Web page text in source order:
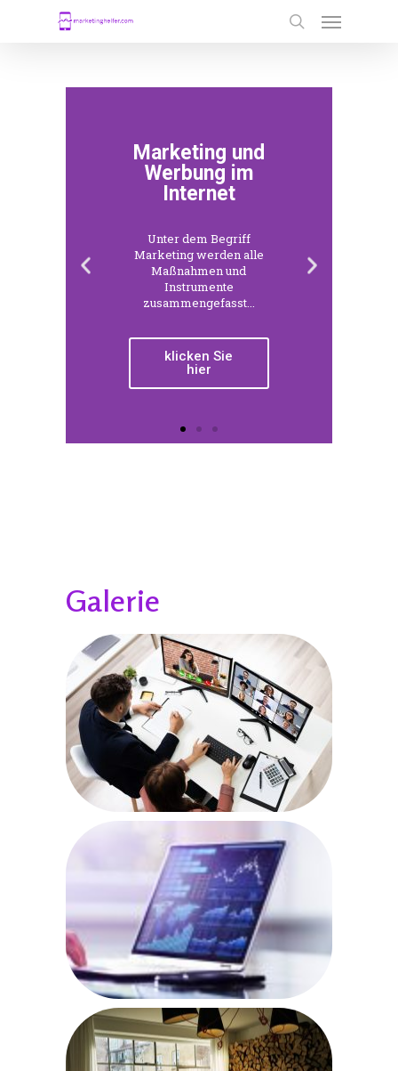
Marketing und
Werbung im
Internet
Unter dem Begriff
Marketing werden alle
Maßnahmen und
Instrumente
zusammengefasst...
klicken Sie
hier
Galerie